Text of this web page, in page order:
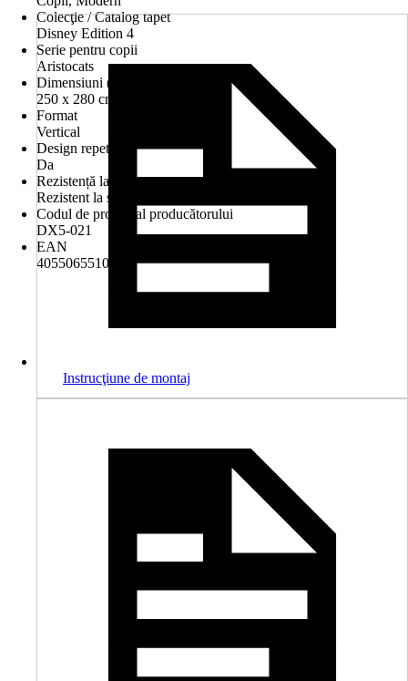
Colecţie / Catalog tapet
Disney Edition 4
Serie pentru copii
Aristocats
Dimensiuni (l x î)
250 x 280 cm
Format
Vertical
Design repetitiv
Da
Rezistență la spălare
Rezistent la spălare
Codul de produs al producătorului
DX5-021
EAN
4055065510427
Instrucţiune de montaj